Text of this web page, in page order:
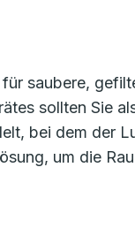
saubere,
sollten Sie
bei dem der
um die